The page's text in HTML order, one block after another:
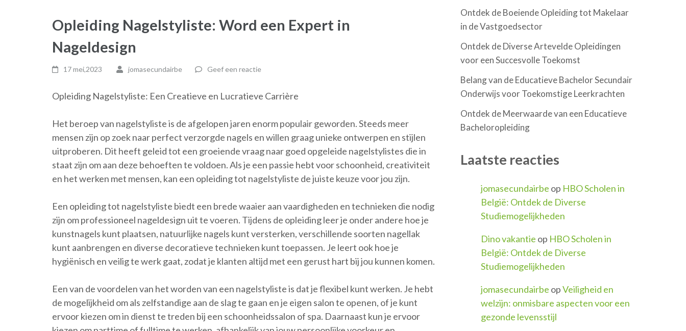
Opleiding Nagelstyliste: Word een Expert in
Nageldesign
17 mei,2023 jomasecundairbe Geef een reactie
Opleiding Nagelstyliste: Een Creatieve en Lucratieve Carrière
Het beroep van nagelstyliste is de afgelopen jaren enorm populair geworden. Steeds meer
mensen zijn op zoek naar perfect verzorgde nagels en willen graag unieke ontwerpen en stijlen
uitproberen. Dit heeft geleid tot een groeiende vraag naar goed opgeleide nagelstylistes die in
staat zijn om aan deze behoeften te voldoen. Als je een passie hebt voor schoonheid, creativiteit
en het werken met mensen, kan een opleiding tot nagelstyliste de juiste keuze voor jou zijn.
Een opleiding tot nagelstyliste biedt een brede waaier aan vaardigheden en technieken die nodig
zijn om professioneel nageldesign uit te voeren. Tijdens de opleiding leer je onder andere hoe je
kunstnagels kunt plaatsen, natuurlijke nagels kunt versterken, verschillende soorten nagellak
kunt aanbrengen en diverse decoratieve technieken kunt toepassen. Je leert ook hoe je
hygiënisch en veilig te werk gaat, zodat je klanten altijd met een gerust hart bij jou kunnen komen.
Een van de voordelen van het worden van een nagelstyliste is dat je flexibel kunt werken. Je hebt
de mogelijkheid om als zelfstandige aan de slag te gaan en je eigen salon te openen, of je kunt
ervoor kiezen om in dienst te treden bij een schoonheidssalon of spa. Daarnaast kun je ervoor
Ontdek de Boeiende Opleiding tot Makelaar
in de Vastgoedsector
Ontdek de Diverse Artevelde Opleidingen
voor een Succesvolle Toekomst
Belang van de Educatieve Bachelor Secundair
Onderwijs voor Toekomstige Leerkrachten
Ontdek de Meerwaarde van een Educatieve
Bacheloropleiding
Laatste reacties
jomasecundairbe op HBO Scholen in
België: Ontdek de Diverse
Studiemogelijkheden
Dino vakantie op HBO Scholen in
België: Ontdek de Diverse
Studiemogelijkheden
jomasecundairbe opVeiligheid en
welzijn: onmisbare aspecten voor een
gezonde levensstijl